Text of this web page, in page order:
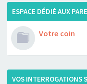
ESPACE DÉDIÉ AUX
Votre coin
VOS INTERROGATIONS